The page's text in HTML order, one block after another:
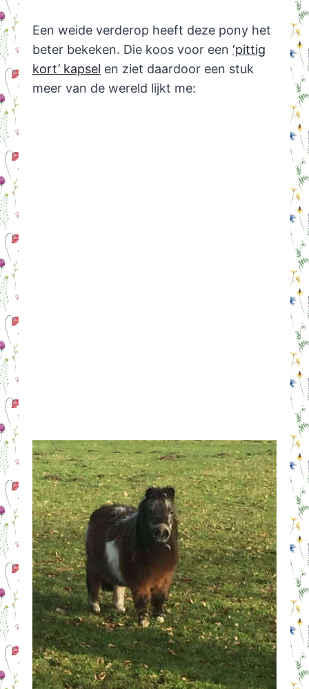
Een weide verderop heeft deze pony het
beter bekeken. Die koos voor een ‘pittig
kort’ kapsel en ziet daardoor een stuk
meer van de wereld lijkt me: